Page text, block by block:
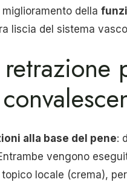
della
liscia del sistema
alla base del pene:
vengono
locale (crema),